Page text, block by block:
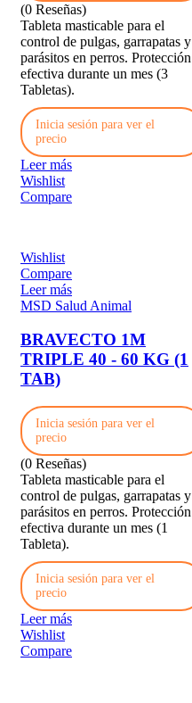
(0 Reseñas)
Tableta masticable para el
control de pulgas, garrapatas y
parásitos en perros. Protección
efectiva durante un mes (3
Tabletas).
Inicia sesión para ver el
precio
Leer más
Wishlist
Compare
Wishlist
Compare
Leer más
MSD Salud Animal
BRAVECTO 1M
TRIPLE 40 - 60 KG (1
TAB)
Inicia sesión para ver el
precio
(0 Reseñas)
Tableta masticable para el
control de pulgas, garrapatas y
parásitos en perros. Protección
efectiva durante un mes (1
Tableta).
Inicia sesión para ver el
precio
Leer más
Wishlist
Compare